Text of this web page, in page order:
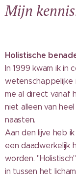
Mijn
Holistische
In 1999 kwam ik in
me al direct vanaf
niet alleen van
naasten.
Aan den lijve heb
een daadwerkelijk
worden.
in tussen het